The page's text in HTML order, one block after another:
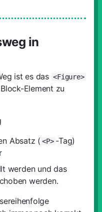
in
ist es das <Figure>
Element zu
Absatz ( <P> -Tag)
werden und das
werden.